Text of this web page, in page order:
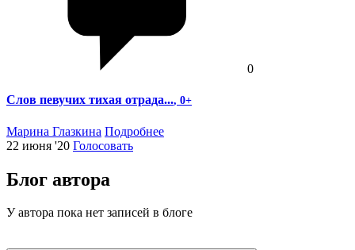
0
Слов певучих тихая отрада..., 0+
Марина Глазкина Подробнее
22 июня '20 Голосовать
Блог автора
У автора пока нет записей в блоге